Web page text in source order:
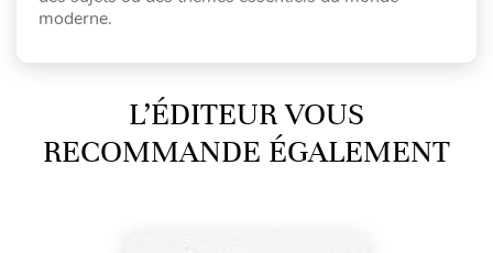
moderne.
L’ÉDITEUR VOUS
RECOMMANDE ÉGALEMENT